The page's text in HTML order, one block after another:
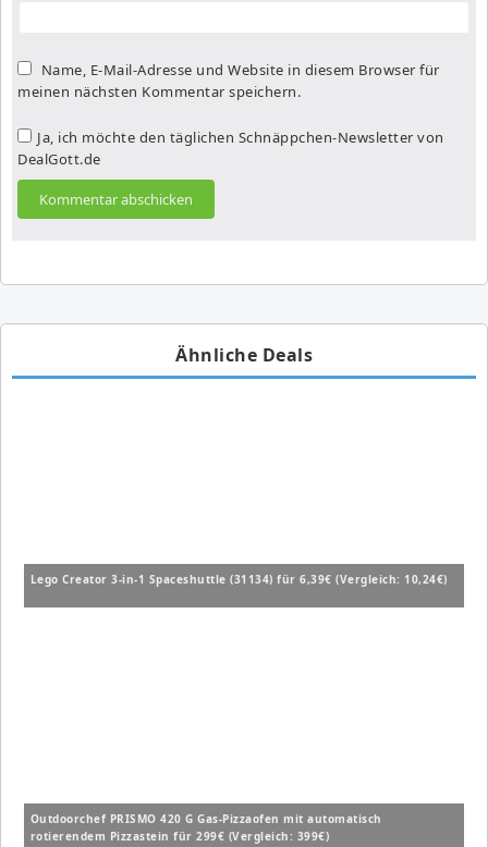
Name, E-Mail-Adresse und Website in diesem Browser für
meinen nächsten Kommentar speichern.
Ja, ich möchte den täglichen Schnäppchen-Newsletter von
DealGott.de
Ähnliche Deals
Lego Creator 3-in-1 Spaceshuttle (31134) für 6,39€ (Vergleich: 10,24€)
Outdoorchef PRISMO 420 G Gas-Pizzaofen mit automatisch
rotierendem Pizzastein für 299€ (Vergleich: 399€)